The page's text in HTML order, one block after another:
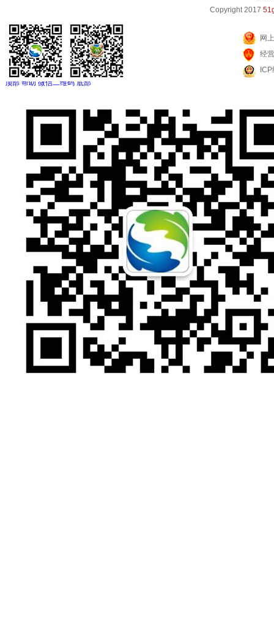
Copyright 2017
网
经
顶部 帮助 微信二维码 底部